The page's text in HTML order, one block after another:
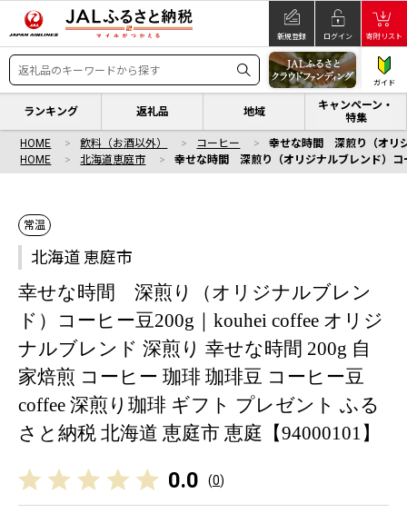
新規登録 ログイン 寄附リスト
ガイド
ランキング 返礼品 地域
キャンペーン・
特集
HOME 飲料（お酒以外） コーヒー
幸せな時間 深煎り（オリ
HOME
北海道恵庭市 幸せな時間 深煎り（オリジナルブレンド）
常温
北海道 恵庭市
幸せな時間 深煎り（オリジナルブレン
ド）コーヒー豆200g｜kouhei coffee オリジ
ナルブレンド 深煎り 幸せな時間 200g 自
家焙煎 コーヒー 珈琲 珈琲豆 コーヒー豆
coffee 深煎り珈琲 ギフト プレゼント ふる
さと納税 北海道 恵庭市 恵庭【94000101】
0.0 (0)